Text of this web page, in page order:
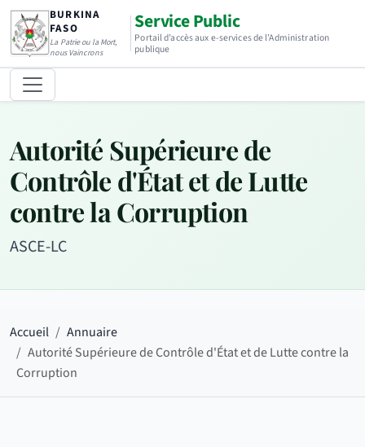
BURKINA
FASO
La Patrie ou la Mort,
nous Vaincrons
Service Public
Portail d’accès aux e-services de l’Administration
publique
Autorité Supérieure de
Contrôle d'État et de Lutte
contre la Corruption
ASCE-LC
Accueil
Annuaire
Autorité Supérieure de Contrôle d'État et de Lutte contre la
Corruption